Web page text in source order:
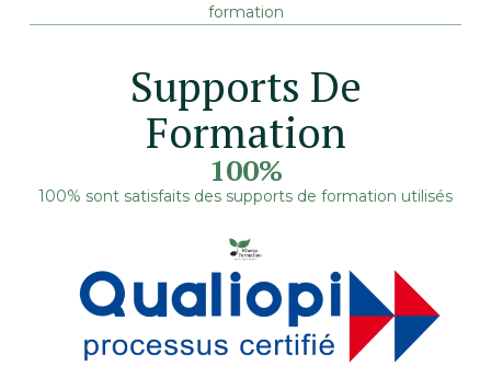
formation
Supports De
Formation
100%
100% sont satisfaits des supports de formation utilisés